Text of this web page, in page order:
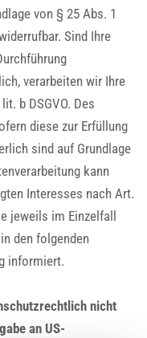
von § 25 Abs. 1
Sind Ihre
verarbeiten wir Ihre
b DSGVO. Des
diese zur Erfüllung
sind auf Grundlage
kann
Interesses nach Art.
jeweils im Einzelfall
den folgenden
informiert.
nicht
an US-